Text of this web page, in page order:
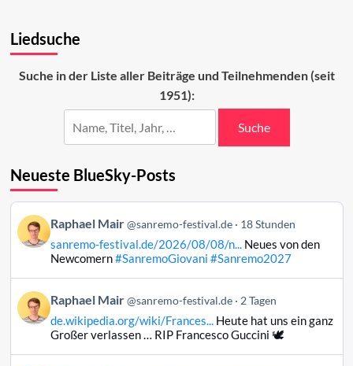
Giovani
beginnen
Liedsuche
Suche in der Liste aller Beiträge und Teilnehmenden (seit
1951):
Suche
Neueste BlueSky-Posts
Beitrag
von
Raphael
Bluesky
ansehen
Raphael Mair @sanremo-festival.de 18 Stunden
sanremo-festival.de/2026/08/08/n...Neues von den
Newcomern#SanremoGiovani #Sanremo2027
Beitrag
von
Raphael
Raphael Mair @sanremo-festival.de 2 Tagen
de.wikipedia.org/wiki/Frances...Heute hat uns ein ganz
Großer verlassen … RIP Francesco Guccini 🕊️